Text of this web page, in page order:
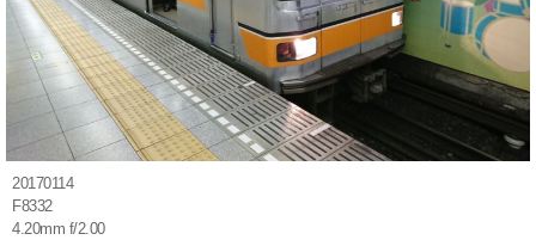
20170114
F8332
4.20mm f/2.00